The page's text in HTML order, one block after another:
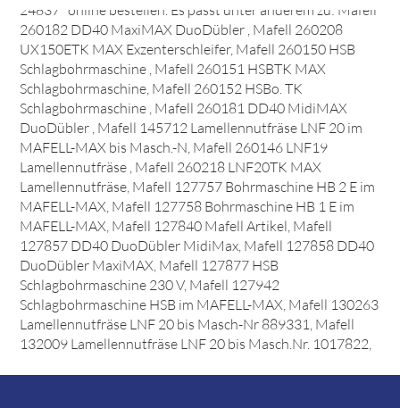
24837" online bestellen. Es passt unter anderem zu: Mafell
260182 DD40 MaxiMAX DuoDübler , Mafell 260208
UX150ETK MAX Exzenterschleifer, Mafell 260150 HSB
Schlagbohrmaschine , Mafell 260151 HSBTK MAX
Schlagbohrmaschine, Mafell 260152 HSBo. TK
Schlagbohrmaschine , Mafell 260181 DD40 MidiMAX
DuoDübler , Mafell 145712 Lamellennutfräse LNF 20 im
MAFELL-MAX bis Masch.-N, Mafell 260146 LNF19
Lamellennutfräse , Mafell 260218 LNF20TK MAX
Lamellennutfräse, Mafell 127757 Bohrmaschine HB 2 E im
MAFELL-MAX, Mafell 127758 Bohrmaschine HB 1 E im
MAFELL-MAX, Mafell 127840 Mafell Artikel, Mafell
127857 DD40 DuoDübler MidiMax, Mafell 127858 DD40
DuoDübler MaxiMAX, Mafell 127877 HSB
Schlagbohrmaschine 230 V, Mafell 127942
Schlagbohrmaschine HSB im MAFELL-MAX, Mafell 130263
Lamellennutfräse LNF 20 bis Masch-Nr 889331, Mafell
132009 Lamellennutfräse LNF 20 bis Masch.Nr. 1017822,